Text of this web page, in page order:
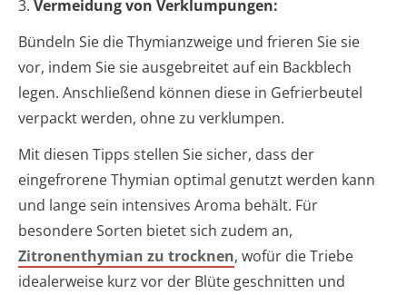
3. Vermeidung von Verklumpungen:
Bündeln Sie die Thymianzweige und frieren Sie sie
vor, indem Sie sie ausgebreitet auf ein Backblech
legen. Anschließend können diese in Gefrierbeutel
verpackt werden, ohne zu verklumpen.
Mit diesen Tipps stellen Sie sicher, dass der
eingefrorene Thymian optimal genutzt werden kann
und lange sein intensives Aroma behält. Für
besondere Sorten bietet sich zudem an,
Zitronenthymian zu trocknen, wofür die Triebe
idealerweise kurz vor der Blüte geschnitten und